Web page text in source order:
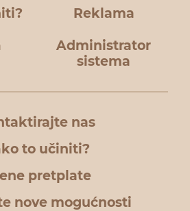
Reklama
Administrator
sistema
nas
to učiniti?
pretplate
nove mogućnosti